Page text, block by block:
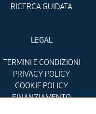
RICERCA GUIDATA
LEGAL
TERMINI E CONDIZIONI
PRIVACY POLICY
COOKIE POLICY
FINANZIAMENTO